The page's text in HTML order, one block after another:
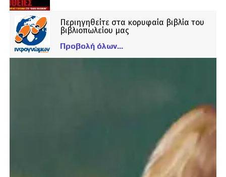
Περιηγηθείτε στα κορυφαία βιβλία του
βιβλιοπωλείου μας
Προβολή όλων